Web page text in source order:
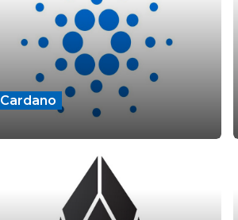
Cardano